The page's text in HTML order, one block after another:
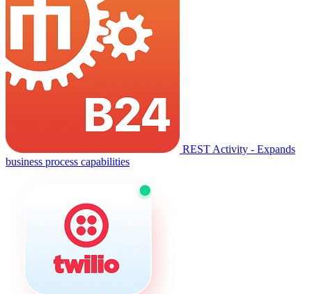
REST Activity - Expands
business process capabilities